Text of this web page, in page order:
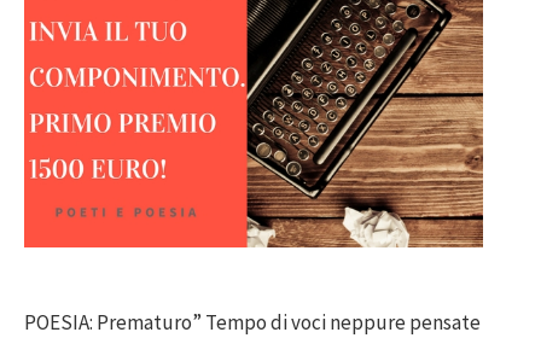
POESIA: Prematuro” Tempo di voci neppure pensate